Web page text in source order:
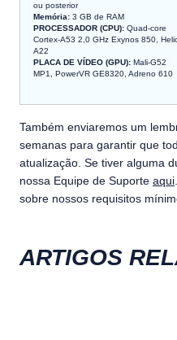
ou posterior
Memória: 3 GB de RAM
PROCESSADOR (CPU): Quad-core
Cortex-A53 2,0 GHz Exynos 850,
A22
PLACA DE VÍDEO (GPU): Mali-G52
MP1, PowerVR GE8320, Adreno 610
Também enviaremos um
semanas para garantir que
atualização. Se tiver alguma
nossa Equipe de Suporte aqui
sobre nossos requisitos
ARTIGOS